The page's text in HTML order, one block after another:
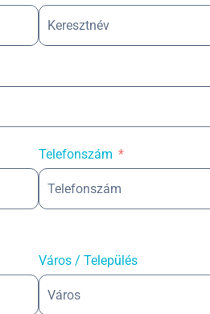
Telefonszám
Város / Település